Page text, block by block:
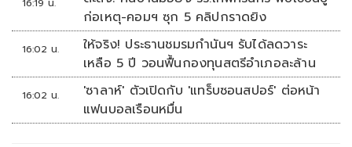
16:19 น.
ก่อเหตุ-คอมฯ ซุก 5 คลิปกราดยิง
16:02 น.
ให้จริง! ประธานชมรมกำนันฯ รับได้ลดวาระ
เหลือ 5 ปี วอนฟื้นกองทุนสตรีอำเภอละล้าน
16:02 น.
'ซาลาห์' ตัวเปิดกับ 'แทร็บซอนสปอร์' ต่อหน้า
แฟนบอลเรือนหมื่น